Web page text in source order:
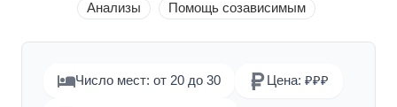
Анализы Помощь созависимым
Число мест: от 20 до 30 Цена: ₽₽₽